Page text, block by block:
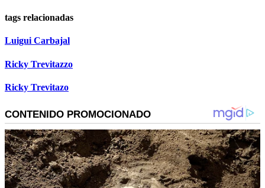
tags relacionadas
Luigui Carbajal
Ricky Trevitazzo
Ricky Trevitazo